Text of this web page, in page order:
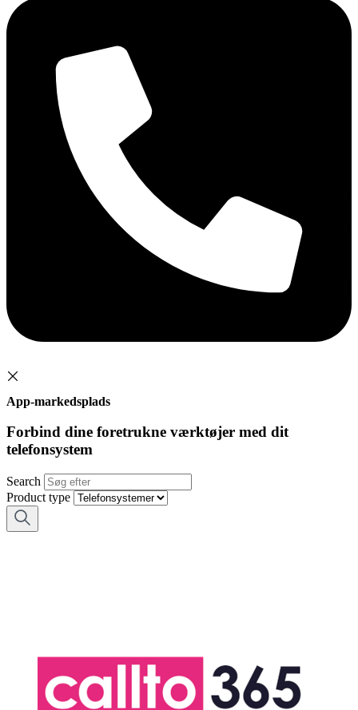
App-markedsplads
Forbind dine foretrukne værktøjer med dit
telefonsystem
Search
Product type